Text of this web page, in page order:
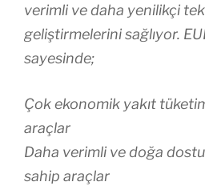
verimli ve daha yenilikçi
geliştirmelerini sağlıyor.
sayesinde;
Çok ekonomik yakıt
araçlar
Daha verimli ve doğa
sahip araçlar